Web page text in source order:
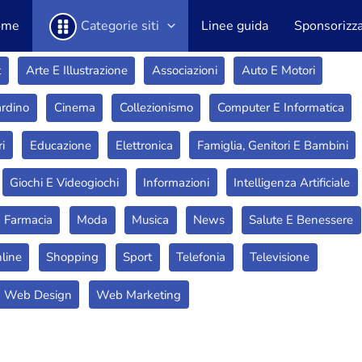
Categorie siti Linee guida
Arte E Illustrazione Associazioni Auto E Motori
Cinema Collezionismo Computer E Informatica
Educazione Elettronica Famiglia, Genitori E Bambini
Giochi E Videogiochi Informazioni Intelligenza Artificiale
Moda Musica News Salute E Benessere
Shopping Sport Telefonia Televisione
Web Design Web Marketing